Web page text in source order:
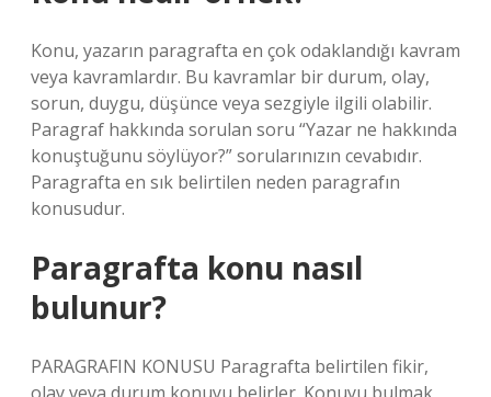
Konu, yazarın paragrafta en çok odaklandığı kavram
veya kavramlardır. Bu kavramlar bir durum, olay,
sorun, duygu, düşünce veya sezgiyle ilgili olabilir.
Paragraf hakkında sorulan soru “Yazar ne hakkında
konuştuğunu söylüyor?” sorularınızın cevabıdır.
Paragrafta en sık belirtilen neden paragrafın
konusudur.
Paragrafta konu nasıl
bulunur?
PARAGRAFIN KONUSU Paragrafta belirtilen fikir,